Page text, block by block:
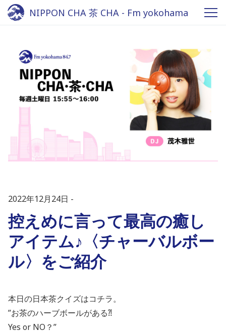
NIPPON CHA 茶 CHA - Fm yokohama
2022年12月24日
控えめに言って最高の癒し
アイテム♪〈チャーバルボー
ル〉をご紹介
本日の日本茶クイズはコチラ。
”お茶のハーブボールがある⁈
Yes or NO？”